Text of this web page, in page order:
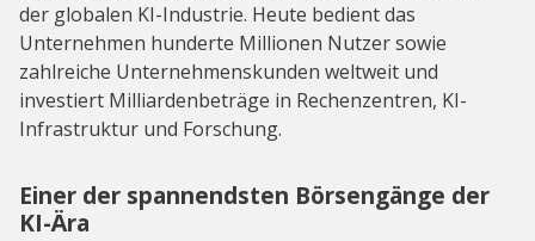
der globalen KI-Industrie. Heute bedient das
Unternehmen hunderte Millionen Nutzer sowie
zahlreiche Unternehmenskunden weltweit und
investiert Milliardenbeträge in Rechenzentren, KI-
Infrastruktur und Forschung.
Einer der spannendsten Börsengänge der
KI-Ära